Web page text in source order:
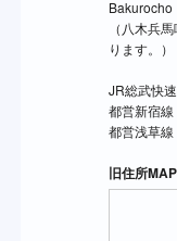
（八木兵
ります。）
JR総武快
都営新宿
都営浅草
旧住所